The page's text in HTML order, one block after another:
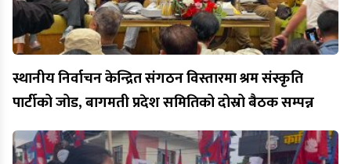
स्थानीय निर्वाचन केन्द्रित संगठन विस्तारमा श्रम संस्कृति
पार्टीको जोड, बागमती प्रदेश समितिको दोस्रो बैठक सम्पन्न